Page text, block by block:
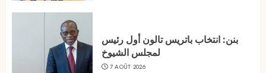
بنن: انتخاب باتريس تالون أول رئيس
لمجلس الشيوخ
7 AOÛT 2026